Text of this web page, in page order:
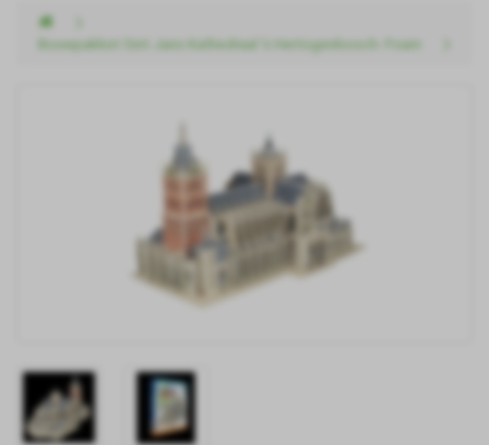
Bouwpakket Sint Jans Kathedraal 's Hertogenbosch- Foam